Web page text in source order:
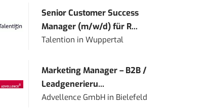
Senior Customer Success
Manager (m/w/d) für R...
Talention inWuppertal
Marketing Manager – B2B /
Leadgenerieru...
Advellence GmbH in Bielefeld